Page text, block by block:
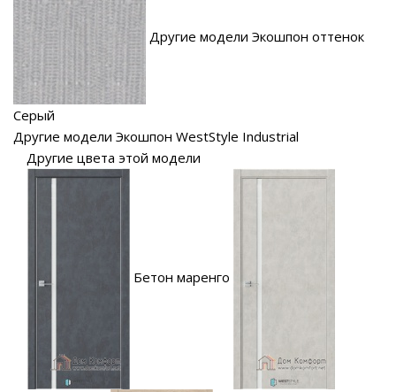
Другие модели Экошпон оттенок
Серый
Другие модели Экошпон WestStyle Industrial
Другие цвета этой модели
Бетон маренго